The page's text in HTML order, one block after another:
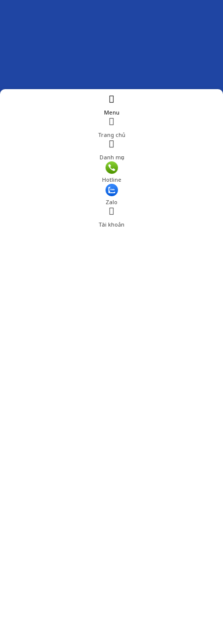
Menu
Trang chủ
Danh mục
Hotline
Zalo
Tài khoản